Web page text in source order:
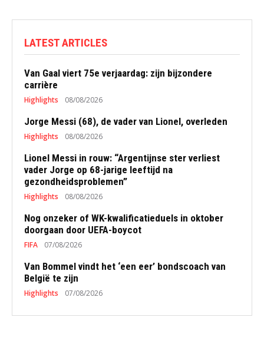
LATEST ARTICLES
Van Gaal viert 75e verjaardag: zijn bijzondere
carrière
Highlights 08/08/2026
Jorge Messi (68), de vader van Lionel, overleden
Highlights 08/08/2026
Lionel Messi in rouw: “Argentijnse ster verliest
vader Jorge op 68-jarige leeftijd na
gezondheidsproblemen”
Highlights 08/08/2026
Nog onzeker of WK-kwalificatieduels in oktober
doorgaan door UEFA-boycot
FIFA 07/08/2026
Van Bommel vindt het ‘een eer’ bondscoach van
België te zijn
Highlights 07/08/2026